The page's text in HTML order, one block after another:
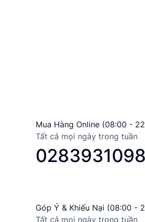
Mua Hàng Online (08:00 -
Tất cả mọi ngày trong tuần
Góp Ý & Khiếu Nại (08:00 -
Tất cả mọi ngày trong tuần